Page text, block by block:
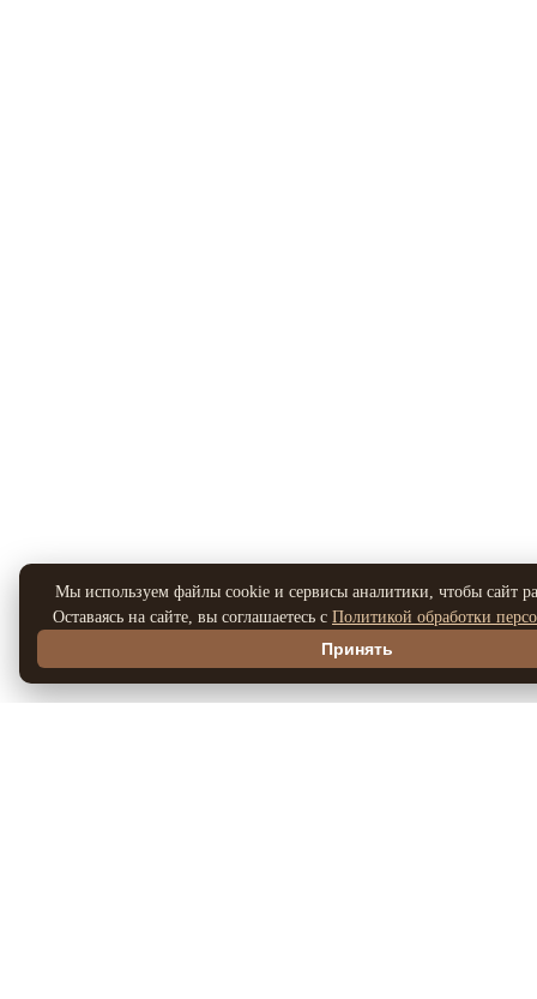
Мы используем файлы cookie и сервисы аналитики, чтобы сайт
Оставаясь на сайте, вы соглашаетесь с Политикой обработки
Принять